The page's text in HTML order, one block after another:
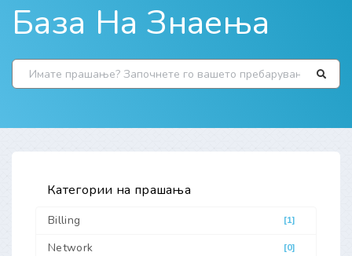
База На Знаења
Категории на прашања
[1]
Billing
[0]
Network